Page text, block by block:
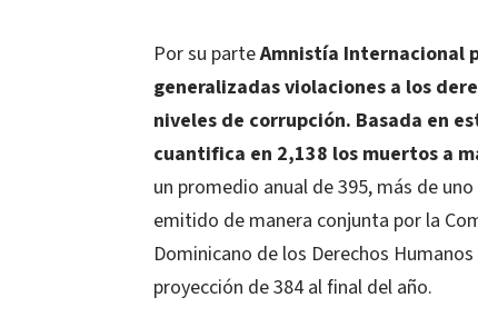
Por su parteAmnistía Internacional
generalizadas violaciones a los
niveles de corrupción. Basada en
cuantifica en 2,138 los muertos a
un promedio anual de 395, más de
emitido de manera conjunta por la
Dominicano de los Derechos
proyección de 384 al final del año.